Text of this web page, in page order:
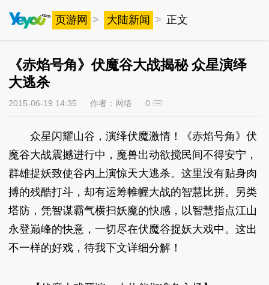
页游网 > 大陆新闻 > 正文
《赤焰号角》伏魔谷大战揭秘 众星演绎
大逃杀
2015-06-19 14:35 作者：网络 0
众星闪耀山谷，演绎伏魔激情！《赤焰号角》伏
魔谷大战震撼进行中，魔兽出动欲搅民间不得安宁，
群雄捉妖致使谷内上演惊天大逃杀。这里没有贴身肉
搏的残酷打斗，却有运筹帷幄大战的智慧比拼。另类
塔防，凭智谋霸气横扫妖魔的快感，以智慧指点江山
永登巅峰的快意，一切尽在伏魔谷捉妖大戏中。这出
不一样的好戏，待我下文详细分解！